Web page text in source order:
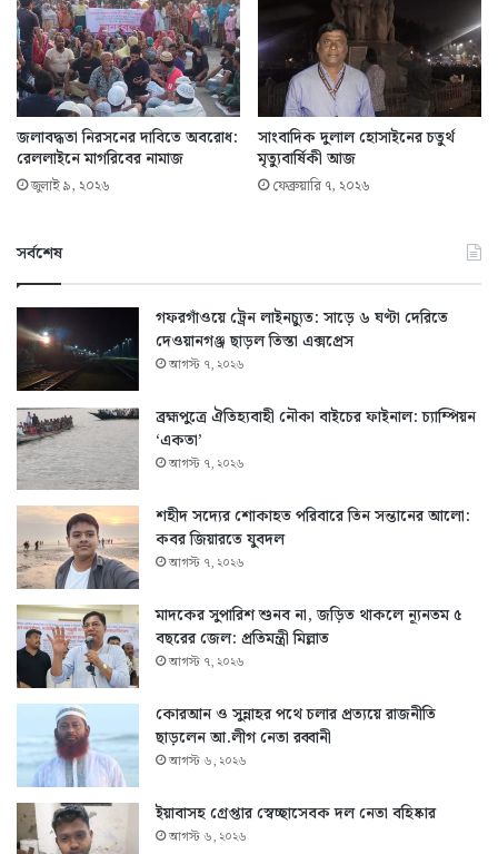
জলাবদ্ধতা নিরসনের দাবিতে অবরোধ:
রেললাইনে মাগরিবের নামাজ
জুলাই ৯, ২০২৬
সাংবাদিক দুলাল হোসাইনের চতুর্থ
মৃত্যুবার্ষিকী আজ
ফেব্রুয়ারি ৭, ২০২৬
সর্বশেষ
গফরগাঁওয়ে ট্রেন লাইনচ্যুত: সাড়ে ৬ ঘণ্টা দেরিতে
দেওয়ানগঞ্জ ছাড়ল তিস্তা এক্সপ্রেস
আগস্ট ৭, ২০২৬
ব্রহ্মপুত্রে ঐতিহ্যবাহী নৌকা বাইচের ফাইনাল: চ্যাম্পিয়ন
‘একতা’
আগস্ট ৭, ২০২৬
শহীদ সদ্যের শোকাহত পরিবারে তিন সন্তানের আলো:
কবর জিয়ারতে যুবদল
আগস্ট ৭, ২০২৬
মাদকের সুপারিশ শুনব না, জড়িত থাকলে ন্যূনতম ৫
বছরের জেল: প্রতিমন্ত্রী মিল্লাত
আগস্ট ৭, ২০২৬
কোরআন ও সুন্নাহর পথে চলার প্রত্যয়ে রাজনীতি
ছাড়লেন আ.লীগ নেতা রব্বানী
আগস্ট ৬, ২০২৬
ইয়াবাসহ গ্রেপ্তার স্বেচ্ছাসেবক দল নেতা বহিষ্কার
আগস্ট ৬, ২০২৬